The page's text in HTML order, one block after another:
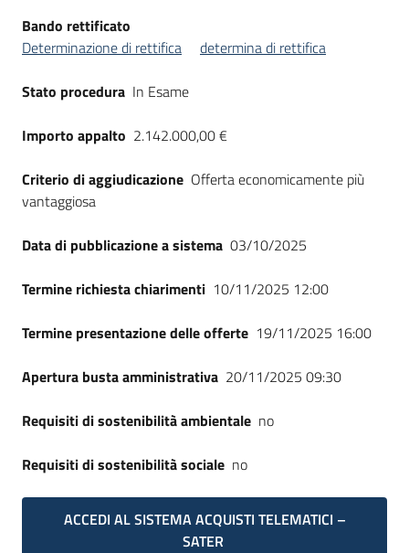
Bando rettificato
Determinazione di rettifica
determina di rettifica
Stato procedura In Esame
Importo appalto 2.142.000,00 €
Criterio di aggiudicazione Offerta economicamente più
vantaggiosa
Data di pubblicazione a sistema 03/10/2025
Termine richiesta chiarimenti 10/11/2025 12:00
Termine presentazione delle offerte 19/11/2025 16:00
Apertura busta amministrativa 20/11/2025 09:30
Requisiti di sostenibilità ambientale no
Requisiti di sostenibilità sociale no
ACCEDI AL SISTEMA ACQUISTI TELEMATICI –
SATER